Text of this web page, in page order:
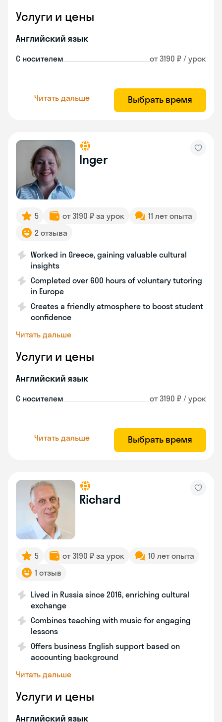
Услуги и цены
Английский язык
С носителем от 3190 ₽ / урок
Читать дальше Выбрать время
Inger
5 от 3190 ₽ за урок
11 лет опыта
2 отзыва
Worked in Greece, gaining valuable cultural
insights
Completed over 600 hours of voluntary tutoring
in Europe
Creates a friendly atmosphere to boost student
confidence
Читать дальше
Услуги и цены
Английский язык
С носителем от 3190 ₽ / урок
Читать дальше Выбрать время
Richard
5 от 3190 ₽ за урок
10 лет опыта
1 отзыв
Lived in Russia since 2016, enriching cultural
exchange
Combines teaching with music for engaging
lessons
Offers business English support based on
accounting background
Читать дальше
Услуги и цены
Английский язык